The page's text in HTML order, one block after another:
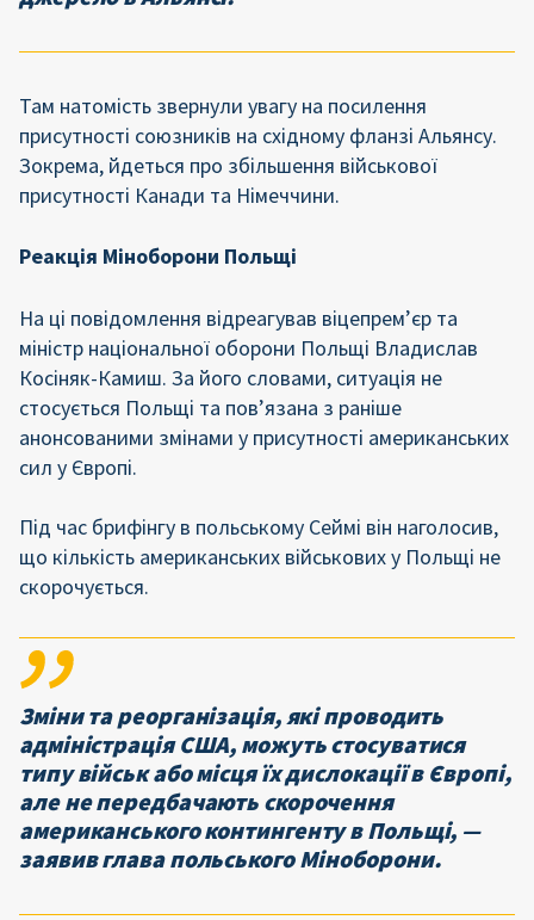
Там натомість звернули увагу на посилення
присутності союзників на східному фланзі Альянсу.
Зокрема, йдеться про збільшення військової
присутності Канади та Німеччини.
Реакція Міноборони Польщі
На ці повідомлення відреагував віцепрем’єр та
міністр національної оборони Польщі Владислав
Косіняк-Камиш. За його словами, ситуація не
стосується Польщі та пов’язана з раніше
анонсованими змінами у присутності американських
сил у Європі.
Під час брифінгу в польському Сеймі він наголосив,
що кількість американських військових у Польщі не
скорочується.
Зміни та реорганізація, які проводить
адміністрація США, можуть стосуватися
типу військ або місця їх дислокації в Європі,
але не передбачають скорочення
американського контингенту в Польщі, —
заявив глава польського Міноборони.